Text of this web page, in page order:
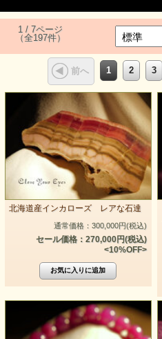
1 / 7ページ
（全197件）
前へ 1 2 3
北海道産インカローズ レアな石達
通常価格：300,000円(税込)
セール価格：270,000円(税込)
<10%OFF>